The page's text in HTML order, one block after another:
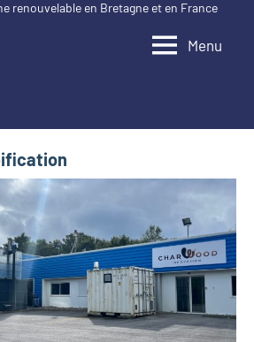
renouvelable en Bretagne et en France
Menu